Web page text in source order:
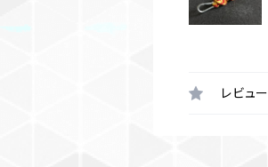
レビュー